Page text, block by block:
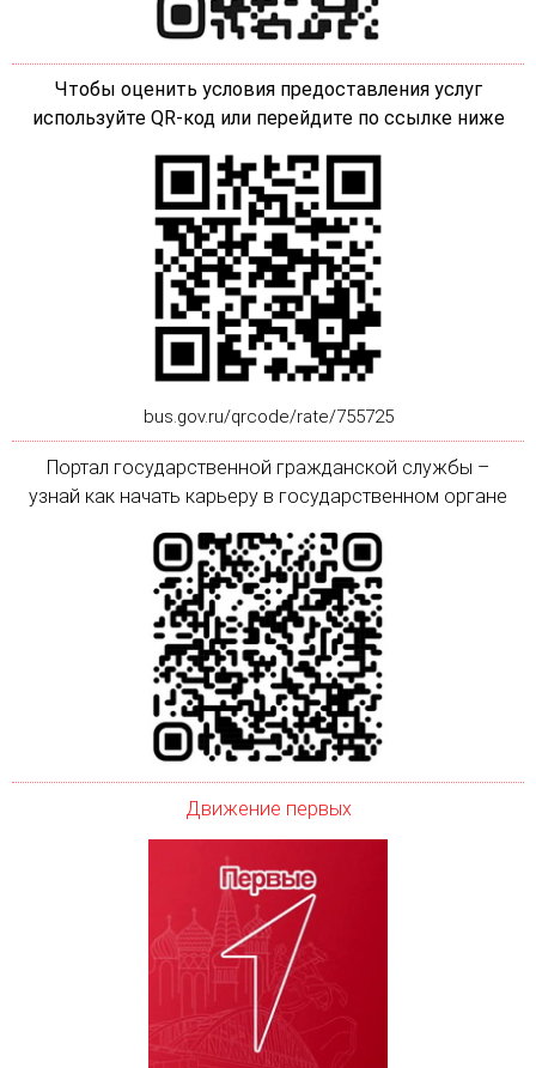
Чтобы оценить условия предоставления услуг
используйте QR-код или перейдите по ссылке ниже
bus.gov.ru/qrcode/rate/755725
Портал государственной гражданской службы –
узнай как начать карьеру в государственном органе
Движение первых